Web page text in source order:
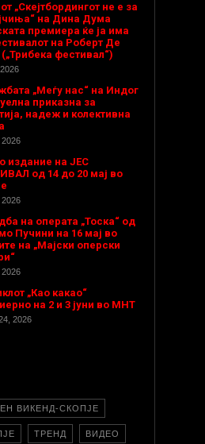
„Скејтбордингот не е за
на Дина Дума
премиера ќе ја има
на Роберт Де
фестивал“)
„Меѓу нас“ на Индог
приказна за
надеж и колективна
2026
издание на ЈЕС
од 14 до 20 мај во
2026
на операта „Тоска“ од
Пучини на 16 мај во
на „Мајски оперски
2026
„Као какао“
на 2 и 3 јуни во МНТ
2026
ВИКЕНД-СКОПЈЕ
ТРЕНД ВИДЕО